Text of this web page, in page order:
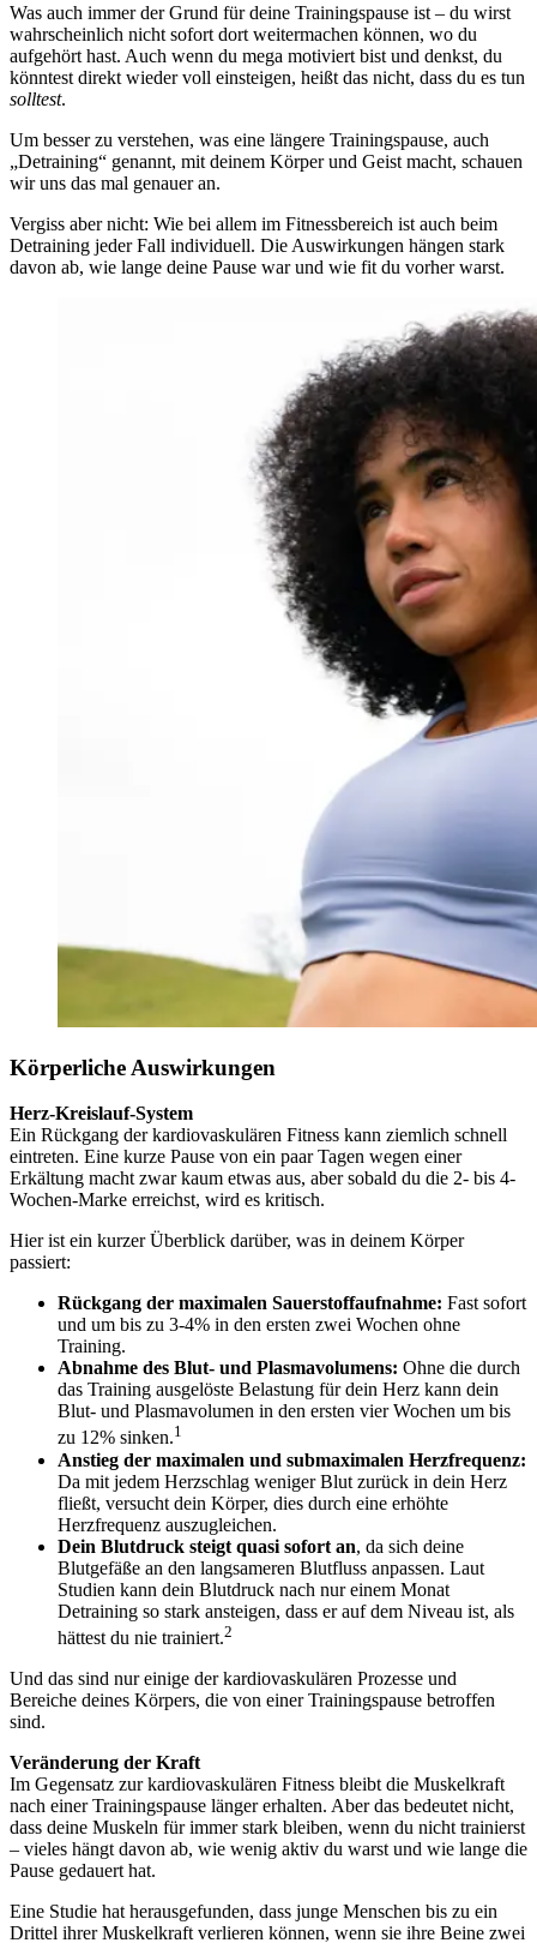
Was auch immer der Grund für deine Trainingspause ist – du wirst
wahrscheinlich nicht sofort dort weitermachen können, wo du
aufgehört hast. Auch wenn du mega motiviert bist und denkst, du
könntest direkt wieder voll einsteigen, heißt das nicht, dass du es tun
solltest.
Um besser zu verstehen, was eine längere Trainingspause, auch
„Detraining“ genannt, mit deinem Körper und Geist macht, schauen
wir uns das mal genauer an.
Vergiss aber nicht: Wie bei allem im Fitnessbereich ist auch beim
Detraining jeder Fall individuell. Die Auswirkungen hängen stark
davon ab, wie lange deine Pause war und wie fit du vorher warst.
Körperliche Auswirkungen
Herz-Kreislauf-System
Ein Rückgang der kardiovaskulären Fitness kann ziemlich schnell
eintreten. Eine kurze Pause von ein paar Tagen wegen einer
Erkältung macht zwar kaum etwas aus, aber sobald du die 2- bis 4-
Wochen-Marke erreichst, wird es kritisch.
Hier ist ein kurzer Überblick darüber, was in deinem Körper
passiert:
Rückgang der maximalen Sauerstoffaufnahme: Fast sofort
und um bis zu 3-4% in den ersten zwei Wochen ohne
Training.
Abnahme des Blut- und Plasmavolumens: Ohne die durch
das Training ausgelöste Belastung für dein Herz kann dein
Blut- und Plasmavolumen in den ersten vier Wochen um bis
zu 12% sinken.1
Anstieg der maximalen und submaximalen Herzfrequenz:
Da mit jedem Herzschlag weniger Blut zurück in dein Herz
fließt, versucht dein Körper, dies durch eine erhöhte
Herzfrequenz auszugleichen.
Dein Blutdruck steigt quasi sofort an, da sich deine
Blutgefäße an den langsameren Blutfluss anpassen. Laut
Studien kann dein Blutdruck nach nur einem Monat
Detraining so stark ansteigen, dass er auf dem Niveau ist, als
hättest du nie trainiert.2
Und das sind nur einige der kardiovaskulären Prozesse und
Bereiche deines Körpers, die von einer Trainingspause betroffen
sind.
Veränderung der Kraft
Im Gegensatz zur kardiovaskulären Fitness bleibt die Muskelkraft
nach einer Trainingspause länger erhalten. Aber das bedeutet nicht,
dass deine Muskeln für immer stark bleiben, wenn du nicht trainierst
– vieles hängt davon ab, wie wenig aktiv du warst und wie lange die
Pause gedauert hat.
Eine Studie hat herausgefunden, dass junge Menschen bis zu ein
Drittel ihrer Muskelkraft verlieren können, wenn sie ihre Beine zwei